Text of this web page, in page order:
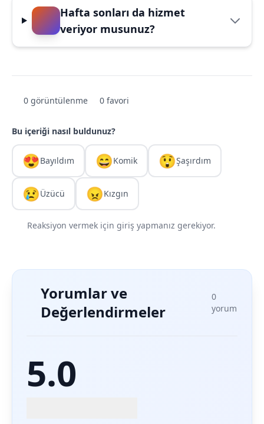
Hafta sonları da hizmet
veriyor musunuz?
0 görüntülenme 0 favori
Bu içeriği nasıl buldunuz?
😍Bayıldım 😄Komik 😲Şaşırdım
😢Üzücü 😠Kızgın
Reaksiyon vermek için giriş yapmanız gerekiyor.
Yorumlar ve
Değerlendirmeler
0
yorum
5.0